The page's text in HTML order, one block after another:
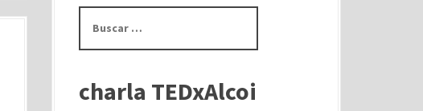
s
rcharla TEDxAlcoi